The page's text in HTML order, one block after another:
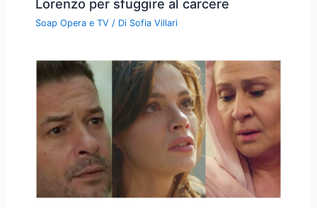
Lorenzo per sfuggire al carcere
Soap Opera e TV / Di Sofia Villari